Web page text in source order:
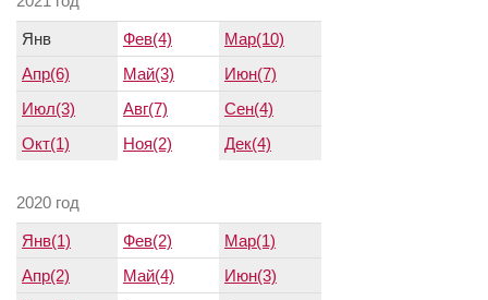
Янв Фев(4)
Мар(10)
Апр(6)
Май(3)
Июн(7)
Июл(3)
Авг(7)
Сен(4)
Окт(1)
Ноя(2) Дек(4)
2020 год
Янв(1) Фев(2)
Мар(1)
Апр(2)
Май(4)
Июн(3)